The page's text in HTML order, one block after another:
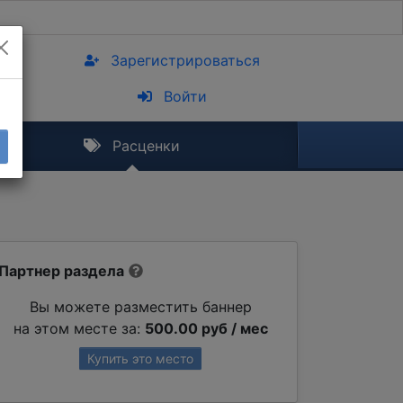
Зарегистрироваться
Войти
Расценки
Партнер раздела
Вы можете разместить баннер
на этом месте за: 500.00 руб / мес
Купить это место